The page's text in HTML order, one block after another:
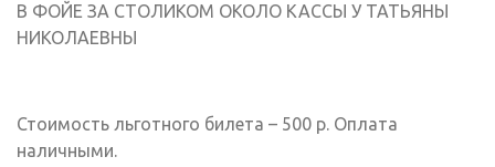
В ФОЙЕ ЗА СТОЛИКОМ ОКОЛО КАССЫ У ТАТЬЯНЫ
НИКОЛАЕВНЫ
Стоимость льготного билета – 500 р. Оплата
наличными.